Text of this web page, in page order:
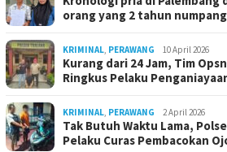
orang yang 2 tahun
KRIMINAL, PERAWANG 10 April 2026
Kurang dari 24 Jam, Tim
Ringkus Pelaku
KRIMINAL, PERAWANG 2 April 2026
Tak Butuh Waktu Lama,
Pelaku Curas Pembacokan